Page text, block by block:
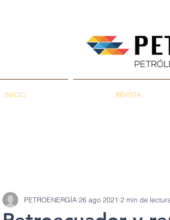
INICIO REVISTA
PETROENERGÍA 26 ago 2021 2 min de